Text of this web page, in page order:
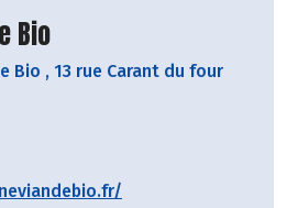
Bio
Bio , 13 rue Carant du four